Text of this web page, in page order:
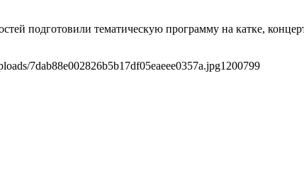
подготовили тематическую программу на катке,
7dab88e002826b5b17df05eaeee0357a.jpg1200799